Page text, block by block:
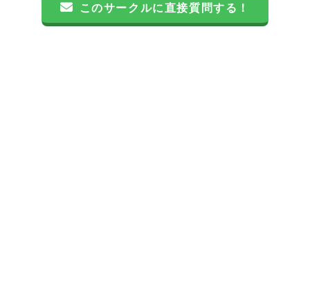
このサークルに直接質問する！